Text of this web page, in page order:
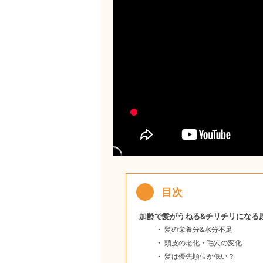
加齢で髪がうねる&チリチリになる
髪の栄養分&水分不足
頭皮の老化・毛穴の変化
髪は優先順位が低い？